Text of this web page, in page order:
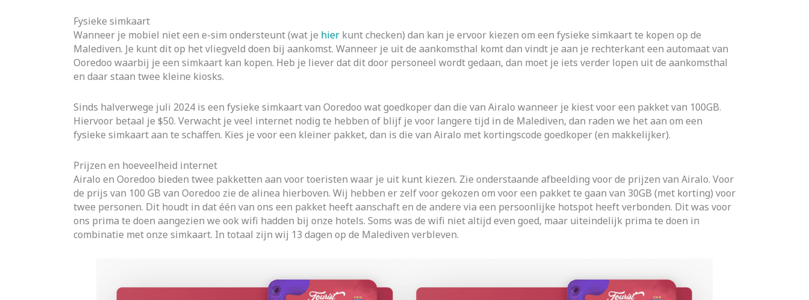
Fysieke simkaart
Wanneer je mobiel niet een e-sim ondersteunt (wat je hier kunt checken) dan kan je ervoor kiezen om een fysieke simkaart te kopen op de
Malediven. Je kunt dit op het vliegveld doen bij aankomst. Wanneer je uit de aankomsthal komt dan vindt je aan je rechterkant een automaat van
Ooredoo waarbij je een simkaart kan kopen. Heb je liever dat dit door personeel wordt gedaan, dan moet je iets verder lopen uit de aankomsthal
en daar staan twee kleine kiosks.
Sinds halverwege juli 2024 is een fysieke simkaart van Ooredoo wat goedkoper dan die van Airalo wanneer je kiest voor een pakket van 100GB.
Hiervoor betaal je $50. Verwacht je veel internet nodig te hebben of blijf je voor langere tijd in de Malediven, dan raden we het aan om een
fysieke simkaart aan te schaffen. Kies je voor een kleiner pakket, dan is die van Airalo met kortingscode goedkoper (en makkelijker).
Prijzen en hoeveelheid internet
Airalo en Ooredoo bieden twee pakketten aan voor toeristen waar je uit kunt kiezen. Zie onderstaande afbeelding voor de prijzen van Airalo. Voor
de prijs van 100 GB van Ooredoo zie de alinea hierboven. Wij hebben er zelf voor gekozen om voor een pakket te gaan van 30GB (met korting) voor
twee personen. Dit houdt in dat één van ons een pakket heeft aanschaft en de andere via een persoonlijke hotspot heeft verbonden. Dit was voor
ons prima te doen aangezien we ook wifi hadden bij onze hotels. Soms was de wifi niet altijd even goed, maar uiteindelijk prima te doen in
combinatie met onze simkaart. In totaal zijn wij 13 dagen op de Malediven verbleven.